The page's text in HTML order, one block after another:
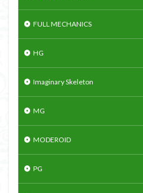
FULL MECHANICS
HG
Imaginary Skeleton
MG
MODEROID
PG